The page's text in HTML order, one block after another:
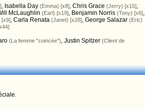
, Isabella Day (Emma) [x8], Chris Grace (Jerry) [x15],
McLaughlin (Earl) [x19], Benjamin Norris (Tony) [x6],
[x9], Carla Renata (Janet) [x28], George Salazar (Eric)
(La femme "coincée"), Justin Spitzer (Client de